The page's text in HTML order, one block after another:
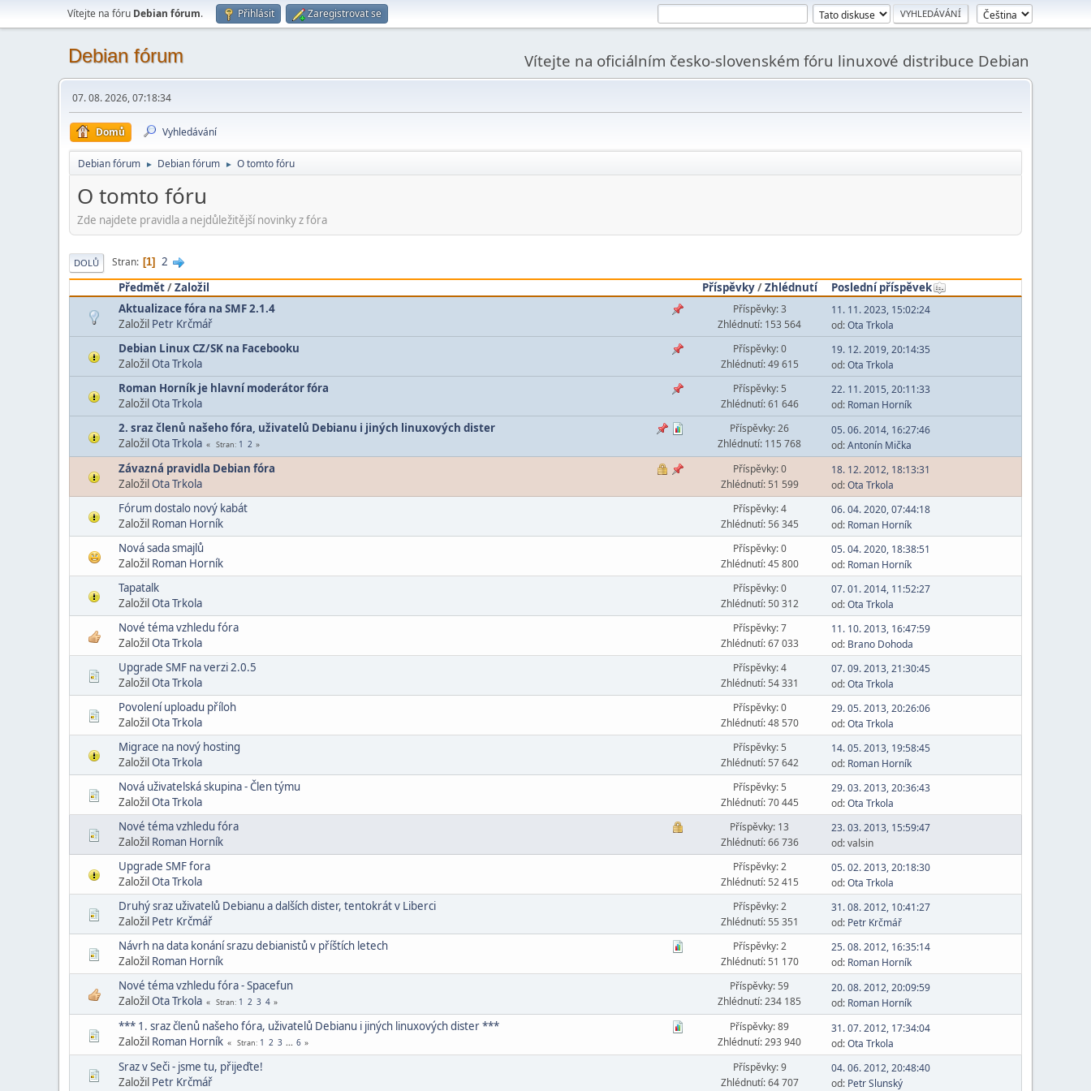
Vítejte na fóru Debian fórum. Přihlásit Zaregistrovat se
Debian fórum Vítejte na oficiálním česko-slovenském fóru linuxové distribuce Debian
07. 08. 2026, 07:18:34
Domů Vyhledávání
Debian fórum ► Debian fórum ► O tomto fóru
O tomto fóru
Zde najdete pravidla a nejdůležitější novinky z fóra
DOLŮ Stran 1
2
Předmět/Založil Příspěvky/Zhlédnutí
Poslední příspěvek
Aktualizace fóra na SMF 2.1.4
Založil Petr Krčmář
Příspěvky: 3
Zhlédnutí: 153 564
11. 11. 2023, 15:02:24
od:Ota Trkola
Debian Linux CZ/SK na Facebooku
Založil Ota Trkola
Příspěvky: 0
Zhlédnutí: 49 615
19. 12. 2019, 20:14:35
od:Ota Trkola
Roman Horník je hlavní moderátor fóra
Založil Ota Trkola
Příspěvky: 5
Zhlédnutí: 61 646
22. 11. 2015, 20:11:33
od: Roman Horník
2. sraz členů našeho fóra, uživatelů Debianu i jiných linuxových dister
Založil Ota Trkola Stran 1 2
Příspěvky: 26
Zhlédnutí: 115 768
05. 06. 2014, 16:27:46
od:Antonín Mička
Závazná pravidla Debian fóra
ZaložilOta Trkola
Příspěvky: 0
Zhlédnutí: 51 599
18. 12. 2012, 18:13:31
od:Ota Trkola
Fórum dostalo nový kabát
Založil Roman Horník
Příspěvky: 4
Zhlédnutí: 56 345
06. 04. 2020, 07:44:18
od: Roman Horník
Nová sada smajlů
Založil Roman Horník
Příspěvky: 0
Zhlédnutí: 45 800
05. 04. 2020, 18:38:51
od: Roman Horník
Tapatalk
ZaložilOta Trkola
Příspěvky: 0
Zhlédnutí: 50 312
07. 01. 2014, 11:52:27
od:Ota Trkola
Nové téma vzhledu fóra
ZaložilOta Trkola
Příspěvky: 7
Zhlédnutí: 67 033
11. 10. 2013, 16:47:59
od: Brano Dohoda
Upgrade SMF na verzi 2.0.5
ZaložilOta Trkola
Příspěvky: 4
Zhlédnutí: 54 331
07. 09. 2013, 21:30:45
od:Ota Trkola
Povolení uploadu příloh
ZaložilOta Trkola
Příspěvky: 0
Zhlédnutí: 48 570
29. 05. 2013, 20:26:06
od:Ota Trkola
Migrace na nový hosting
ZaložilOta Trkola
Příspěvky: 5
Zhlédnutí: 57 642
14. 05. 2013, 19:58:45
od: Roman Horník
Nová uživatelská skupina - Člen týmu
ZaložilOta Trkola
Příspěvky: 5
Zhlédnutí: 70 445
29. 03. 2013, 20:36:43
od:Ota Trkola
Nové téma vzhledu fóra
Založil Roman Horník
Příspěvky: 13
Zhlédnutí: 66 736
23. 03. 2013, 15:59:47
od: valsin
Upgrade SMF fora
ZaložilOta Trkola
Příspěvky: 2
Zhlédnutí: 52 415
05. 02. 2013, 20:18:30
od:Ota Trkola
Druhý sraz uživatelů Debianu a dalších dister, tentokrát v Liberci
Založil Petr Krčmář
Příspěvky: 2
Zhlédnutí: 55 351
31. 08. 2012, 10:41:27
od: Petr Krčmář
Návrh na data konání srazu debianistů v příštích letech
Založil Roman Horník
Příspěvky: 2
Zhlédnutí: 51 170
25. 08. 2012, 16:35:14
od: Roman Horník
Nové téma vzhledu fóra - Spacefun
ZaložilOta Trkola Stran 1 2 3 4
Příspěvky: 59
Zhlédnutí: 234 185
20. 08. 2012, 20:09:59
od: Roman Horník
*** 1. sraz členů našeho fóra, uživatelů Debianu i jiných linuxových dister ***
Založil Roman Horník Stran 1 2 3 ... 6
Příspěvky: 89
Zhlédnutí: 293 940
31. 07. 2012, 17:34:04
od:Ota Trkola
Sraz v Seči - jsme tu, přijeďte!
Založil Petr Krčmář
Příspěvky: 9
Zhlédnutí: 64 707
04. 06. 2012, 20:48:40
od: Petr Slunský